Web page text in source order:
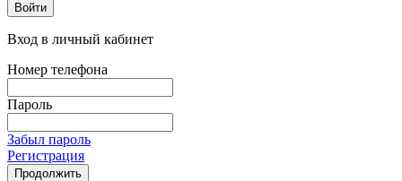
Войти
Вход в личный кабинет
Номер телефона
Пароль
Забыл пароль
Регистрация
Продолжить